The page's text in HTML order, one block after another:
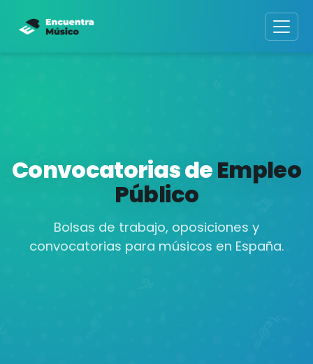
Convocatorias deEmpleo
Público
Bolsas de trabajo, oposiciones y
convocatorias para músicos en España.